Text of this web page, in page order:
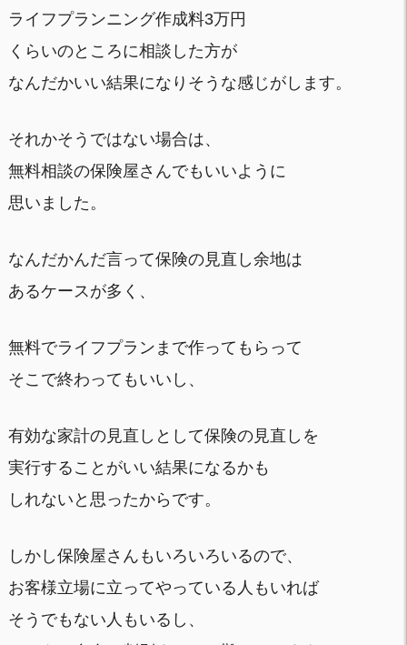
ライフプランニング作成料3万円
くらいのところに相談した方が
なんだかいい結果になりそうな感じがします。
それかそうではない場合は、
無料相談の保険屋さんでもいいように
思いました。
なんだかんだ言って保険の見直し余地は
あるケースが多く、
無料でライフプランまで作ってもらって
そこで終わってもいいし、
有効な家計の見直しとして保険の見直しを
実行することがいい結果になるかも
しれないと思ったからです。
しかし保険屋さんもいろいろいるので、
お客様立場に立ってやっている人もいれば
そうでもない人もいるし、